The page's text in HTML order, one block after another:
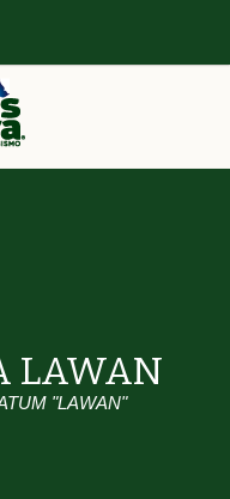
LAWAN
"LAWAN"